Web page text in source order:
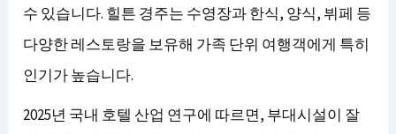
수 있습니다. 힐튼 경주는 수영장과 한식, 양식, 뷔페 등
다양한 레스토랑을 보유해 가족 단위 여행객에게 특히
인기가 높습니다.
2025년 국내 호텔 산업 연구에 따르면, 부대시설이 잘